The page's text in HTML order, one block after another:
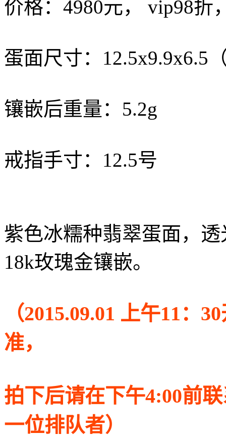
价格：4980元， vip98折
蛋面尺寸：12.5x9.9x6.5
镶嵌后重量：5.2g
戒指手寸：12.5号
紫色冰糯种翡翠蛋面，
18k玫瑰金镶嵌。
（2015.09.01 上午11：
准，
拍下后请在下午4:00前
一位排队者）